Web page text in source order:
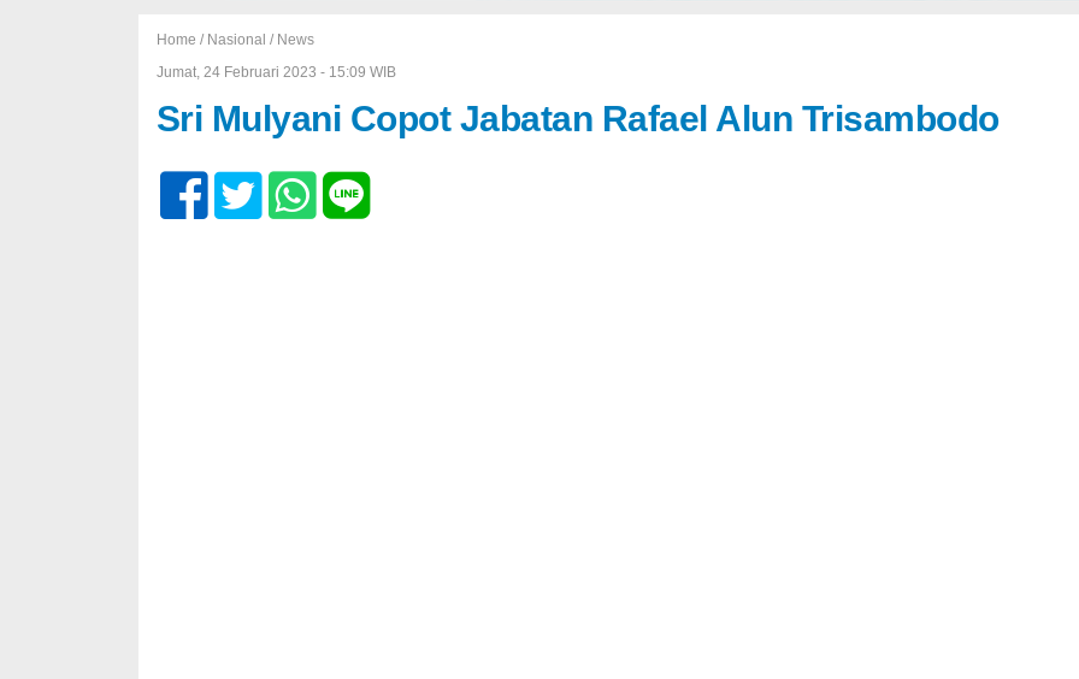
Home / Nasional / News
Jumat, 24 Februari 2023 - 15:09 WIB
Sri Mulyani Copot Jabatan Rafael Alun Trisambodo